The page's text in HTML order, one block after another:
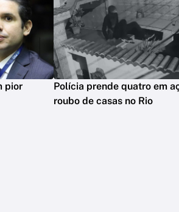
pior
Polícia prende quatro em
roubo de casas no Rio